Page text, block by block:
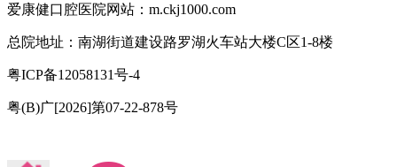
爱康健口腔医院网站：m.ckj1000.com
总院地址：南湖街道建设路罗湖火车站大楼C区1-8楼
粤ICP备12058131号-4
粤(B)广[2026]第07-22-878号